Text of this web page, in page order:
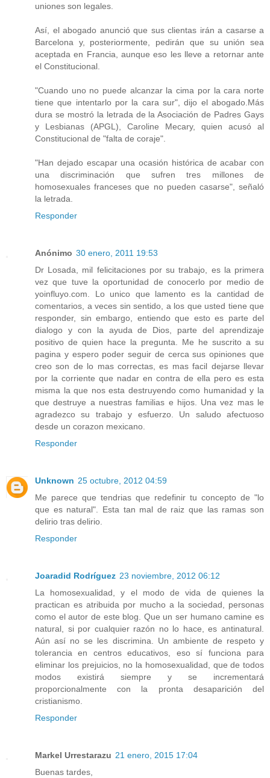
uniones son legales.
Así, el abogado anunció que sus clientas irán a casarse a
Barcelona y, posteriormente, pedirán que su unión sea
aceptada en Francia, aunque eso les lleve a retornar ante
el Constitucional.
"Cuando uno no puede alcanzar la cima por la cara norte
tiene que intentarlo por la cara sur", dijo el abogado.Más
dura se mostró la letrada de la Asociación de Padres Gays
y Lesbianas (APGL), Caroline Mecary, quien acusó al
Constitucional de "falta de coraje".
"Han dejado escapar una ocasión histórica de acabar con
una discriminación que sufren tres millones de
homosexuales franceses que no pueden casarse", señaló
la letrada.
Responder
Anónimo 30 enero, 2011 19:53
Dr Losada, mil felicitaciones por su trabajo, es la primera
vez que tuve la oportunidad de conocerlo por medio de
yoinfluyo.com. Lo unico que lamento es la cantidad de
comentarios, a veces sin sentido, a los que usted tiene que
responder, sin embargo, entiendo que esto es parte del
dialogo y con la ayuda de Dios, parte del aprendizaje
positivo de quien hace la pregunta. Me he suscrito a su
pagina y espero poder seguir de cerca sus opiniones que
creo son de lo mas correctas, es mas facil dejarse llevar
por la corriente que nadar en contra de ella pero es esta
misma la que nos esta destruyendo como humanidad y la
que destruye a nuestras familias e hijos. Una vez mas le
agradezco su trabajo y esfuerzo. Un saludo afectuoso
desde un corazon mexicano.
Responder
Unknown 25 octubre, 2012 04:59
Me parece que tendrias que redefinir tu concepto de "lo
que es natural". Esta tan mal de raiz que las ramas son
delirio tras delirio.
Responder
Joaradid Rodríguez 23 noviembre, 2012 06:12
La homosexualidad, y el modo de vida de quienes la
practican es atribuida por mucho a la sociedad, personas
como el autor de este blog. Que un ser humano camine es
natural, si por cualquier razón no lo hace, es antinatural.
Aún así no se les discrimina. Un ambiente de respeto y
tolerancia en centros educativos, eso sí funciona para
eliminar los prejuicios, no la homosexualidad, que de todos
modos existirá siempre y se incrementará
proporcionalmente con la pronta desaparición del
cristianismo.
Responder
Markel Urrestarazu 21 enero, 2015 17:04
Buenas tardes,